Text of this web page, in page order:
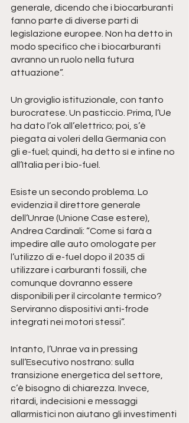
generale, dicendo che i biocarburanti
fanno parte di diverse parti di
legislazione europee. Non ha detto in
modo specifico che i biocarburanti
avranno un ruolo nella futura
attuazione”.
Un groviglio istituzionale, con tanto
burocratese. Un pasticcio. Prima, l’Ue
ha dato l’ok all’elettrico; poi, s’è
piegata ai voleri della Germania con
gli e-fuel; quindi, ha detto sì e infine no
all’Italia per i bio-fuel.
Esiste un secondo problema. Lo
evidenzia il direttore generale
dell’Unrae (Unione Case estere),
Andrea Cardinali: “Come si farà a
impedire alle auto omologate per
l’utilizzo di e-fuel dopo il 2035 di
utilizzare i carburanti fossili, che
comunque dovranno essere
disponibili per il circolante termico?
Serviranno dispositivi anti-frode
integrati nei motori stessi”.
Intanto, l’Unrae va in pressing
sull’Esecutivo nostrano: sulla
transizione energetica del settore,
c’è bisogno di chiarezza. Invece,
ritardi, indecisioni e messaggi
allarmistici non aiutano gli investimenti